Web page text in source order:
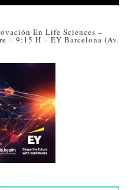
En Life Sciences –
– 9:15 H – EY Barcelona (Av.